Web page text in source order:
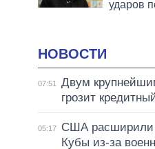
ударов
НОВОСТИ
07:51
Двум
грозит
05:17
США расширили
Кубы из-за